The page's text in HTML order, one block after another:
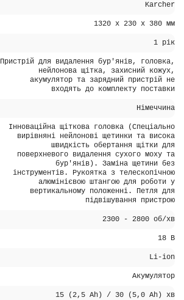
Karcher
1320 x 230 x 380 мм
1 рік
Пристрій для видалення бур'янів, головка,
нейлонова щітка, захисний кожух,
акумулятор та зарядний пристрій не
входять до комплекту поставки
Німеччина
Інноваційна щіткова головка (Спеціально
вирівняні нейлонові щетинки та висока
швидкість обертання щітки для
поверхневого видалення сухого моху та
бур'янів). Заміна щетини без
інструментів. Рукоятка з телескопічною
алюмінієвою штангою для роботи у
вертикальному положенні. Петля для
підвішування пристрою
2300 - 2800 об/хв
18 В
Li-ion
Акумулятор
15 (2,5 Ah) / 30 (5,0 Ah) хв